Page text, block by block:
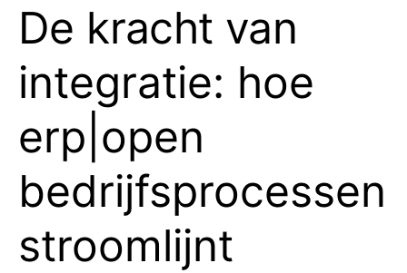
De kracht van
integratie: hoe
erp|open
bedrijfsprocessen
stroomlijnt